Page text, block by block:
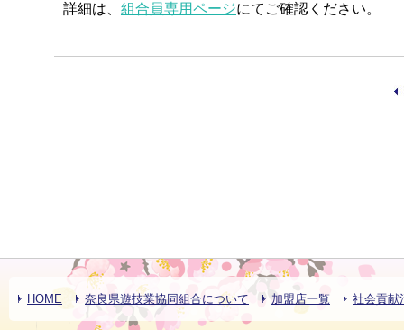
詳細は、 組合員専用ページにてご確認ください。
HOME 奈良県遊技業協同組合について 加盟店一覧 社会貢献